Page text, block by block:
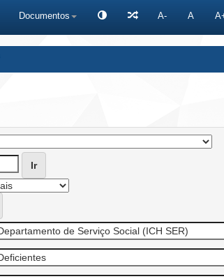
Documentos A- A